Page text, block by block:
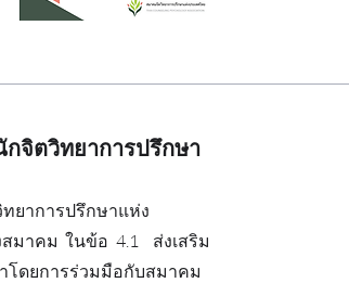
จิตวิทยาการปรึกษา
ยาการปรึกษาแห่ง
มาคม ในข้อ 4.1 ส่งเสริม
โดยการร่วมมือกับสมาคม